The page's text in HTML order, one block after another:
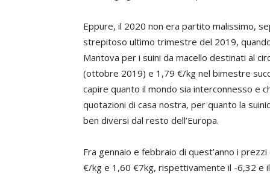
Eppure, il 2020 non era partito malissimo,
strepitoso ultimo trimestre del 2019,
Mantova per i suini da macello destinati al
(ottobre 2019) e 1,79 €/kg nel bimestre
capire quanto il mondo sia interconnesso e
quotazioni di casa nostra, per quanto la
ben diversi dal resto dell’Europa.
Fra gennaio e febbraio di quest’anno i
€/kg e 1,60 €7kg, rispettivamente il -6,32 e